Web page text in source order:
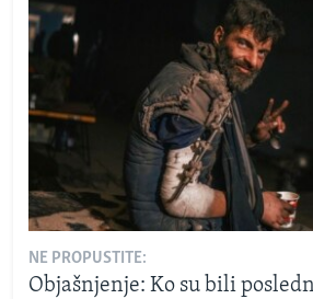
NE PROPUSTITE:
Objašnjenje: Ko su bili